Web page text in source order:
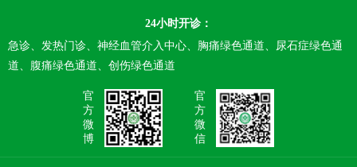
24小时开诊：
急诊、发热门诊、神经血管介入中心、胸痛绿色通道、尿石症绿色通
道、腹痛绿色通道、创伤绿色通道
官
方
微
博
官
方
微
信